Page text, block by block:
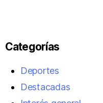
Categorías
Deportes
Destacadas